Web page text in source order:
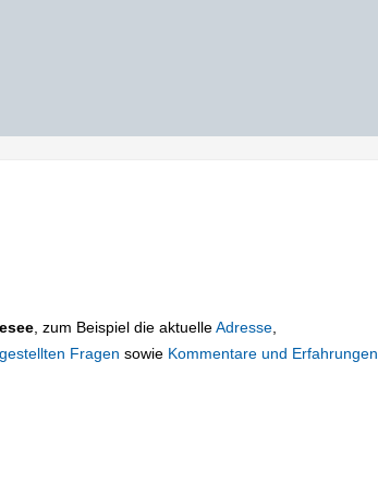
, zum Beispiel die aktuelleAdresse
Fragen sowie Kommentare und Erfahrungen